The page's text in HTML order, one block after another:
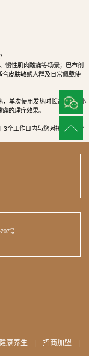
慢性肌肉酸痛等场景；巴布剂
皮肤敏感人群及日常佩戴使
，单次使用发热时长达8至12小
的理疗效果。
3个工作日内与您对接，提供产
号
康养生 招商加盟